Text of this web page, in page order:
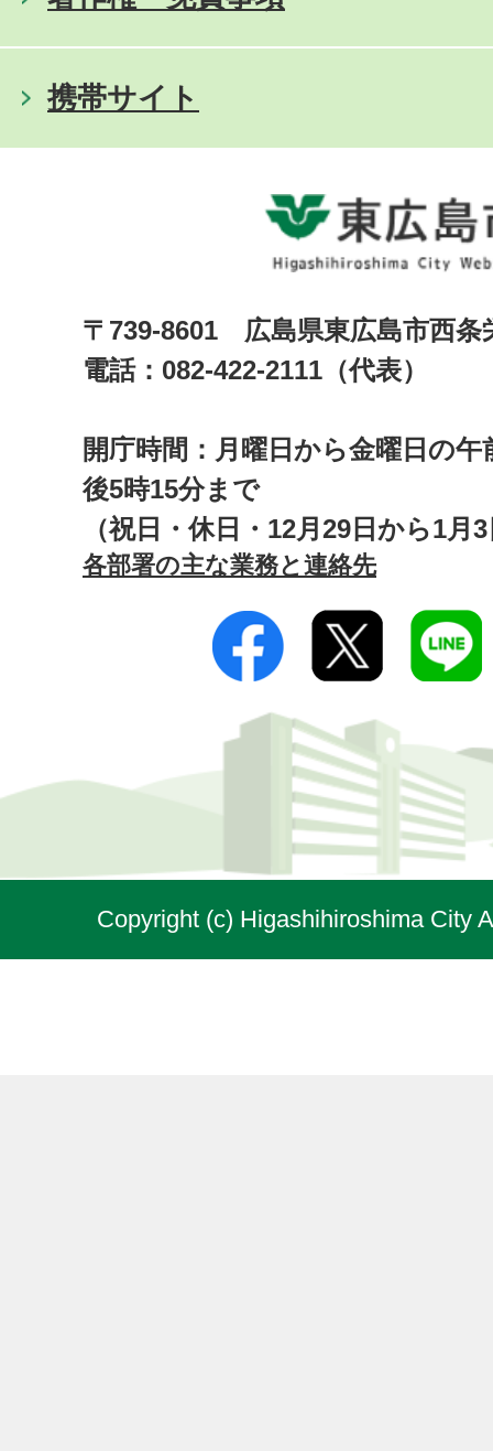
携帯サイト
〒739-8601 広島県東広島市西
電話：082-422-2111（代表）
開庁時間：月曜日から金曜日の午
後5時15分まで
（祝日・休日・12月29日から1月
各部署の主な業務と連絡先
Copyright (c) Higashihiroshima City